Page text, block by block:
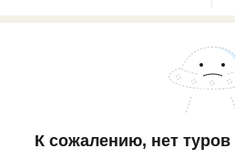
К сожалению, нет туров